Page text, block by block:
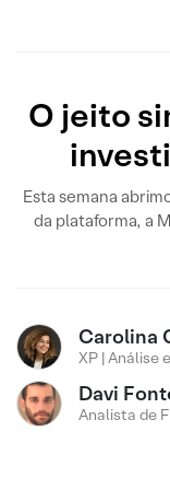
O jeito
Esta semana
da plataforma, a
Carolina
XP | Análise
Davi
Analista de